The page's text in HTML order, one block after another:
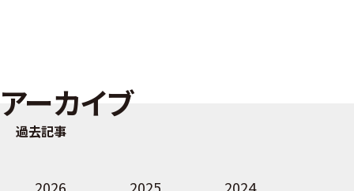
アーカイブ
過去記事